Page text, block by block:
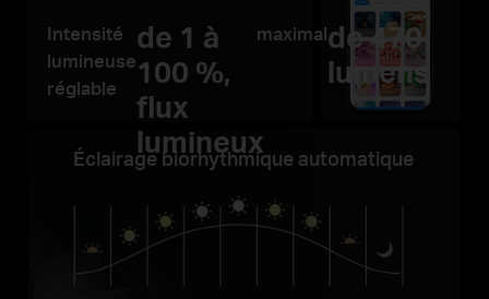
Éclairage biorhythmique automatique
Intensité
lumineuse
réglable
de 1 à
100 %,
flux
lumineux
maximalde 470
lumens